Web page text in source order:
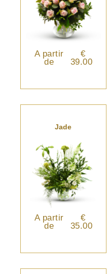
A partir
de
€
39.00
Jade
A partir
de
€
35.00